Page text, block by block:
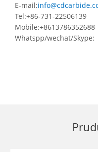
E-mail:
Tel:+86-731-22506139
Mobile:+8613786352688
Whatspp/wechat/Skype: